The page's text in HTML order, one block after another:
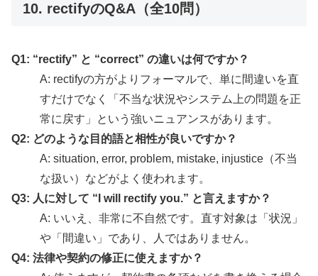
10. rectifyのQ&A（全10問）
Q1: “rectify” と “correct” の違いは何ですか？
A: rectifyの方がよりフォーマルで、単に間違いを直
すだけでなく「不当な状況やシステム上の問題を正
常に戻す」という強いニュアンスがあります。
Q2: どのような目的語と相性が良いですか？
A: situation, error, problem, mistake, injustice（不当
な扱い）などがよく使われます。
Q3: 人に対して “I will rectify you.” と言えますか？
A: いいえ、非常に不自然です。直す対象は「状況」
や「間違い」であり、人ではありません。
Q4: 法律や契約の修正に使えますか？